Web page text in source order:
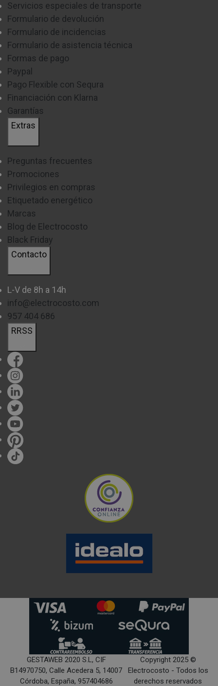
Servicios especiales de transporte
Formulario de devolución
Formulario de incidencias
Formulario de asistencia técnica
Formas de pago
Paypal
Pago Flexible con Sequra
Financiación con Klarna
Garantías
Extras
Preguntas frecuentes
Promociones
Privilegios en compras
Etiquetado energético
Marcas
Blog de Electrocosto
Black Friday
Contacto
L-V de 8h a 14h
info@electrocosto.com
957 404 686
RRSS
GESTAWEB 2020 S.L, CIF
B14970750, Calle Acedera 5, 14007
Córdoba, España, 957404686
Copyright 2025 ©
Electrocosto - Todos los
derechos reservados